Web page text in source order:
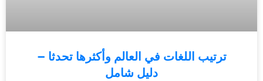
ترتيب اللغات في العالم وأكثرها تحدثا –
دليل شامل